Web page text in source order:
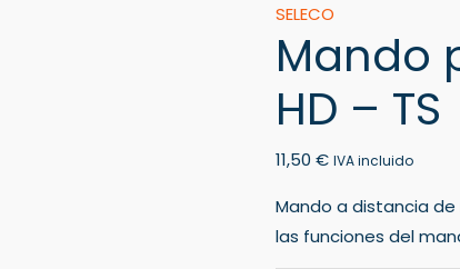
SELECO
Mando
HD – TS
11,50 € IVA incluido
Mando a distancia
las funciones del
Mando
para
TV
SELECO
32